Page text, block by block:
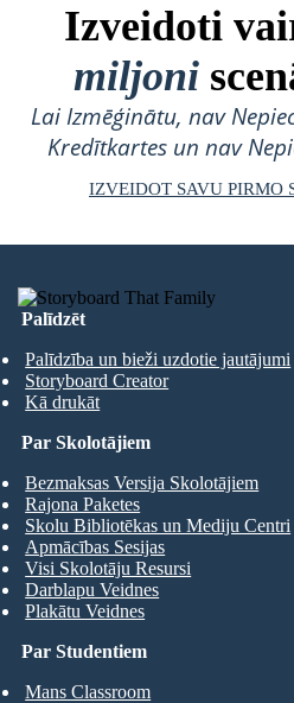
Izveidoti
miljoni
Lai Izmēģinātu, nav
Kredītkartes un nav
IZVEIDOT SAVU PIRMO
Palīdzēt
Palīdzība un bieži uzdotie jautājumi
Storyboard Creator
Kā drukāt
Par Studentiem
Mans Classroom
Par Skolotājiem
Bezmaksas Versija Skolotājiem
Rajona Paketes
Skolu Bibliotēkas un Mediju Centri
Apmācības Sesijas
Visi Skolotāju Resursi
Darblapu Veidnes
Plakātu Veidnes